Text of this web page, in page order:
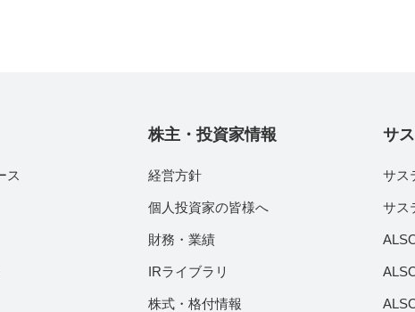
ス
株主・投資家情報
経営方針
個人投資家の皆様へ
財務・業績
IRライブラリ
株式・格付情報
サ
サス
サス